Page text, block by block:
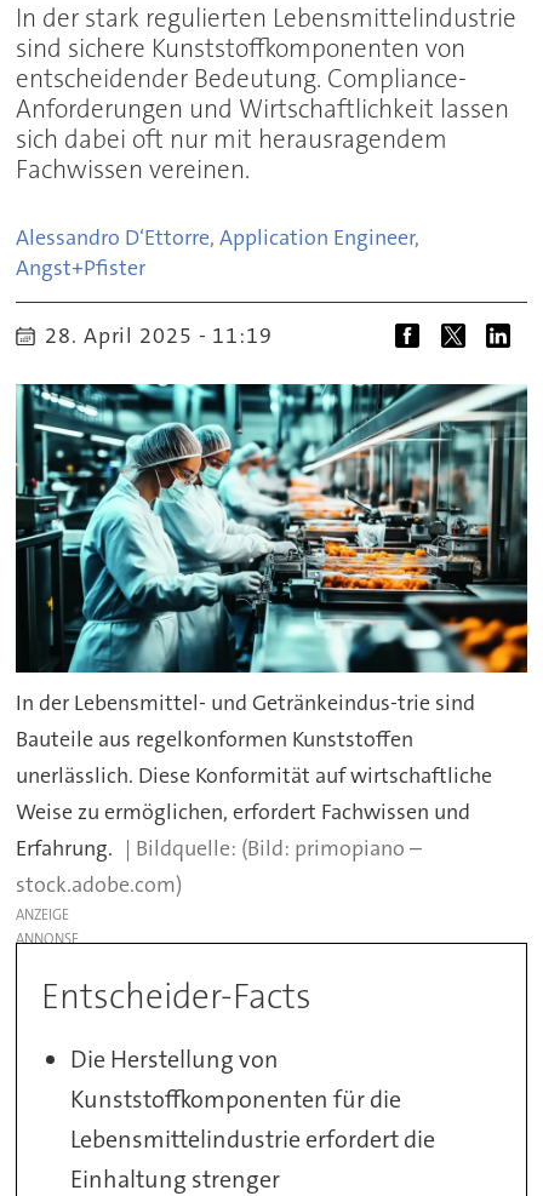
In der stark regulierten Lebensmittelindustrie
sind sichere Kunststoffkomponenten von
entscheidender Bedeutung. Compliance-
Anforderungen und Wirtschaftlichkeit lassen
sich dabei oft nur mit herausragendem
Fachwissen vereinen.
Alessandro D‘Ettorre, Application Engineer,
Angst+Pfister
28. April 2025 - 11:19
In der Lebensmittel- und Getränkeindus-trie sind
Bauteile aus regelkonformen Kunststoffen
unerlässlich. Diese Konformität auf wirtschaftliche
Weise zu ermöglichen, erfordert Fachwissen und
Erfahrung.
(Bild: primopiano –
stock.adobe.com)
ANZEIGE
Entscheider-Facts
Die Herstellung von
Kunststoffkomponenten für die
Lebensmittelindustrie erfordert die
Einhaltung strenger